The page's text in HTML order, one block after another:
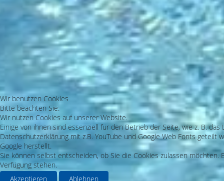
Wir benutzen Cookies
Bitte beachten Sie:
Wir nutzen Cookies auf unserer Website.
Einige von ihnen sind essenziell für den Betrieb der Seite, wie z. B.
Datenschutzerklärung mit z.B. YouTube und Google Web Fonts
Google herstellt.
Sie können selbst entscheiden, ob Sie die Cookies zulassen
Verfügung stehen.
Akzeptieren
Ablehnen